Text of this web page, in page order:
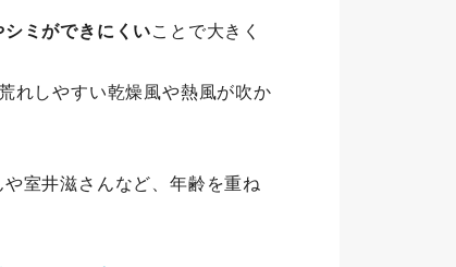
ミができにくいことで大きく
れしやすい乾燥風や熱風が吹か
室井滋さんなど、年齢を重ね